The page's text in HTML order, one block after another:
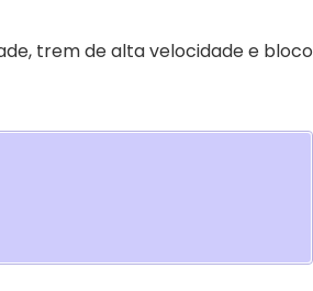
trem de alta velocidade e bloco